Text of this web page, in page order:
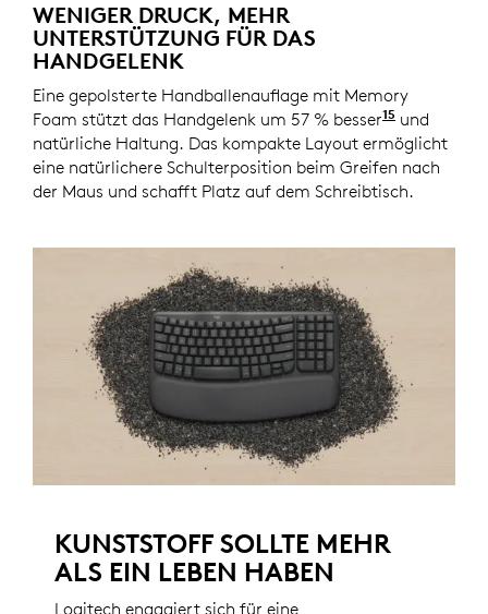
WENIGER DRUCK, MEHR
UNTERSTÜTZUNG FÜR DAS
HANDGELENK
Eine gepolsterte Handballenauflage mit Memory
Foam stützt das Handgelenk um 57 % besser15 und
natürliche Haltung. Das kompakte Layout ermöglicht
eine natürlichere Schulterposition beim Greifen nach
der Maus und schafft Platz auf dem Schreibtisch.
KUNSTSTOFF SOLLTE MEHR
ALS EIN LEBEN HABEN
Logitech engagiert sich für eine